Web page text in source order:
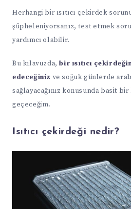
Herhangi bir ısıtıcı çekirdek
şüpheleniyorsanız, test etmek
yardımcı olabilir.
Bu kılavuzda,bir ısıtıcı
edeceğiniz ve soğuk günlerde
sağlayacağınız konusunda basit bir
geçeceğim.
Isıtıcı çekirdeği nedir?